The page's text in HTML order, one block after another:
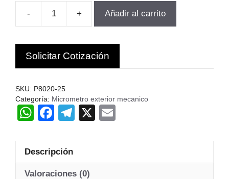
-
MICROMETRO
MECANICO
0-
25MM
CHINA
cantidad
+ Añadir al carrito
Solicitar Cotización
SKU: P8020-25
Categoría: Micrometro exterior mecanico
W
at
s
F
c
e
T
gr
X
Descripción
Valoraciones (0)